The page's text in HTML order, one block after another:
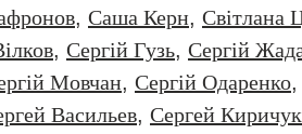
, Саша Керн, Світлана
, Сергій Гузь, Сергій
Мовчан, Сергій Одаренко
Васильев, Сергей Киричук